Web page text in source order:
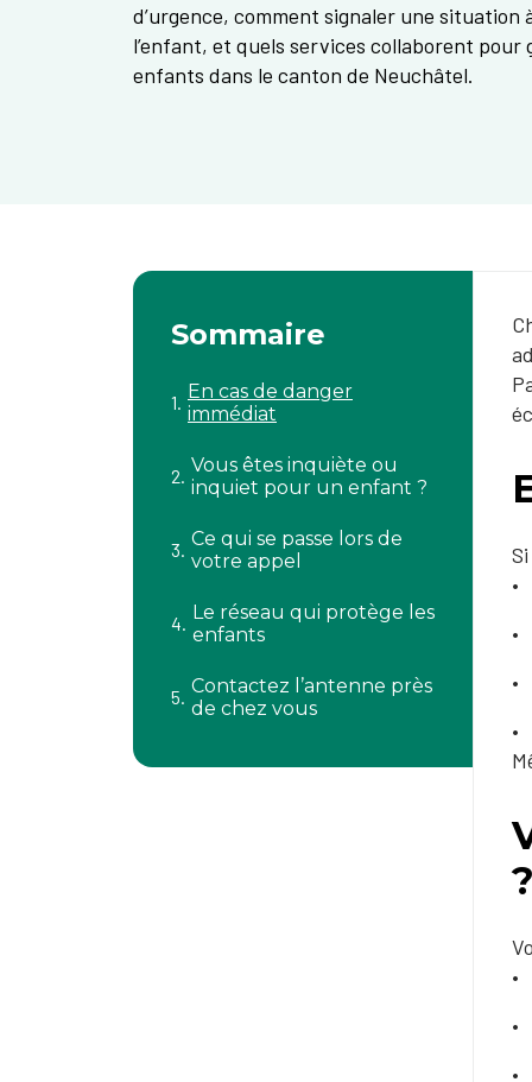
d’urgence, comment signaler une situation
l’enfant, et quels services collaborent
enfants dans le canton de Neuchâtel.
Sommaire
En cas de danger
immédiat
Vous êtes inquiète ou
inquiet pour un enfant ?
Ce qui se passe lors de
votre appel
Le réseau qui protège les
enfants
Contactez l’antenne près
de chez vous
?